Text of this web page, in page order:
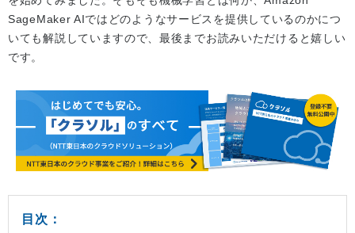
SageMaker AIではどのようなサービスを提供しているのかにつ
いても解説していますので、最後までお読みいただけると嬉しい
です。
目次：